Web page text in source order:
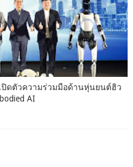
เปิดตัวความร่วมมือด้านหุ่นยนต์ฮิว
AI